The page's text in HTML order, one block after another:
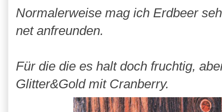
Normalerweise mag ich Erdbeer
net anfreunden.
Für die die es halt doch fruchtig,
Glitter&Gold mit Cranberry.